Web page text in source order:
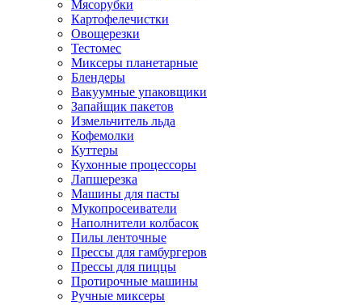
Мясорубки
Картофелечистки
Овощерезки
Тестомес
Миксеры планетарные
Блендеры
Вакуумные упаковщики
Запайщик пакетов
Измельчитель льда
Кофемолки
Куттеры
Кухонные процессоры
Лапшерезка
Машины для пасты
Мукопросеиватели
Наполнители колбасок
Пилы ленточные
Прессы для гамбургеров
Прессы для пиццы
Протирочные машины
Ручные миксеры